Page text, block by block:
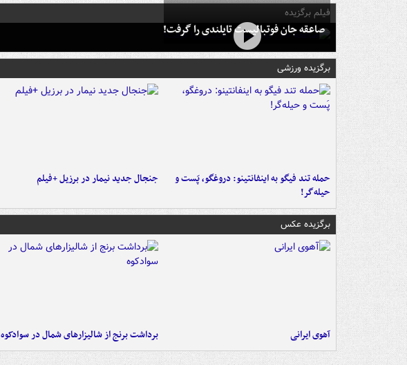
فیلم برگزیده
صاعقه جان فوتبالیست تایلندی را گرفت!
برگزیده ورزشی
حمله تند فیگو به اینفانتینو: دروغگو، پَست‌ و
حیله‌گر!
جنجال جدید نیمار در برزیل +فیلم
برگزیده عکس
آهوی ایرانی برداشت برنج از شالیزارهای شمال در سوادکوه